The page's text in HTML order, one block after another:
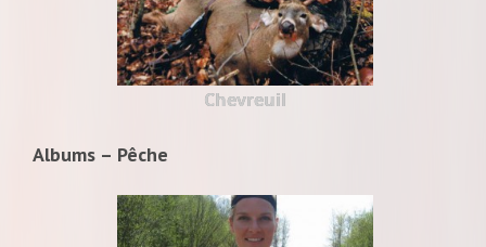
Chevreuil
Albums – Pêche